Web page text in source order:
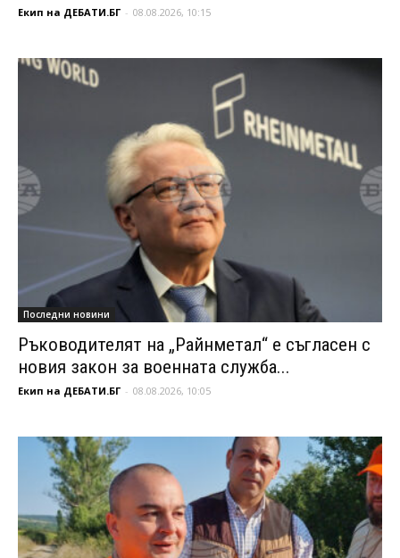
Екип на ДЕБАТИ.БГ - 08.08.2026, 10:15
Последни новини
Ръководителят на „Райнметал“ е съгласен с
новия закон за военната служба...
Екип на ДЕБАТИ.БГ - 08.08.2026, 10:05